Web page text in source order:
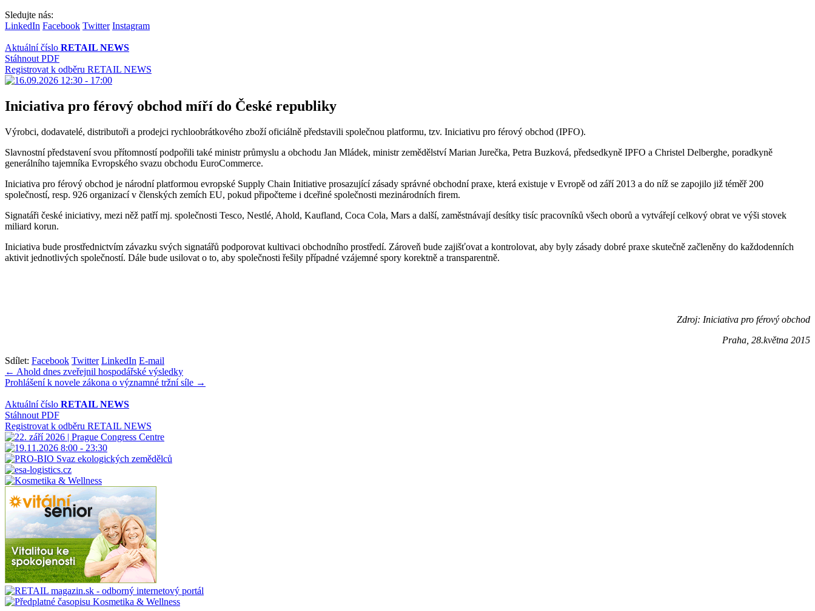
Sledujte nás:
LinkedIn Facebook Twitter Instagram
Aktuální číslo RETAIL NEWS
Stáhnout PDF
Registrovat k odběru RETAIL NEWS
Iniciativa pro férový obchod míří do České republiky
Výrobci, dodavatelé, distributoři a prodejci rychloobrátkového zboží oficiálně představili společnou platformu, tzv. Iniciativu pro férový obchod (IPFO).
Slavnostní představení svou přítomností podpořili také ministr průmyslu a obchodu Jan Mládek, ministr zemědělství Marian Jurečka, Petra Buzková, předsedkyně IPFO a Christel Delberghe, poradkyně
generálního tajemníka Evropského svazu obchodu EuroCommerce.
Iniciativa pro férový obchod je národní platformou evropské Supply Chain Initiative prosazující zásady správné obchodní praxe, která existuje v Evropě od září 2013 a do níž se zapojilo již téměř 200
společností, resp. 926 organizací v členských zemích EU, pokud připočteme i dceřiné společnosti mezinárodních firem.
Signatáři české iniciativy, mezi něž patří mj. společnosti Tesco, Nestlé, Ahold, Kaufland, Coca Cola, Mars a další, zaměstnávají desítky tisíc pracovníků všech oborů a vytvářejí celkový obrat ve výši stovek
miliard korun.
Iniciativa bude prostřednictvím závazku svých signatářů podporovat kultivaci obchodního prostředí. Zároveň bude zajišťovat a kontrolovat, aby byly zásady dobré praxe skutečně začleněny do každodenních
aktivit jednotlivých společností. Dále bude usilovat o to, aby společnosti řešily případné vzájemné spory korektně a transparentně.
Zdroj: Iniciativa pro férový obchod
Praha, 28.května 2015
Sdílet: Facebook Twitter LinkedIn E-mail
Navigace
pro
příspěvek
← Ahold dnes zveřejnil hospodářské výsledky
Prohlášení k novele zákona o významné tržní síle →
Aktuální číslo RETAIL NEWS
Stáhnout PDF
Registrovat k odběru RETAIL NEWS